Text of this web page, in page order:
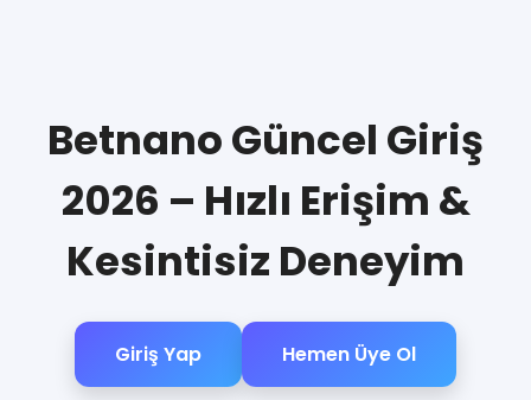
Betnano Güncel Giriş
2026 – Hızlı Erişim &
Kesintisiz Deneyim
Giriş Yap Hemen Üye Ol